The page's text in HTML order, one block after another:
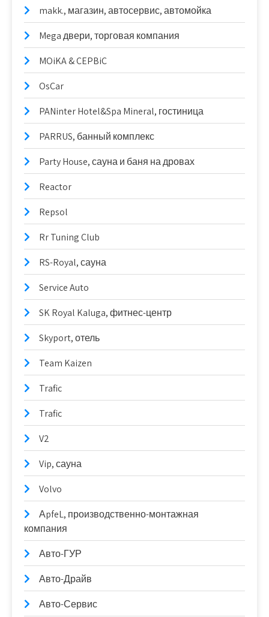
makk., магазин, автосервис, автомойка
Mega двери, торговая компания
MOiKA & CEPBiC
OsCar
PANinter Hotel&Spa Mineral, гостиница
PARRUS, банный комплекс
Party House, сауна и баня на дровах
Reactor
Repsol
Rr Tuning Club
RS-Royal, сауна
Service Auto
SK Royal Kaluga, фитнес-центр
Skyport, отель
Team Kaizen
Trafic
Trafic
V2
Vip, сауна
Volvo
АpfeL, производственно-монтажная
компания
Авто-ГУР
Авто-Драйв
Авто-Сервис